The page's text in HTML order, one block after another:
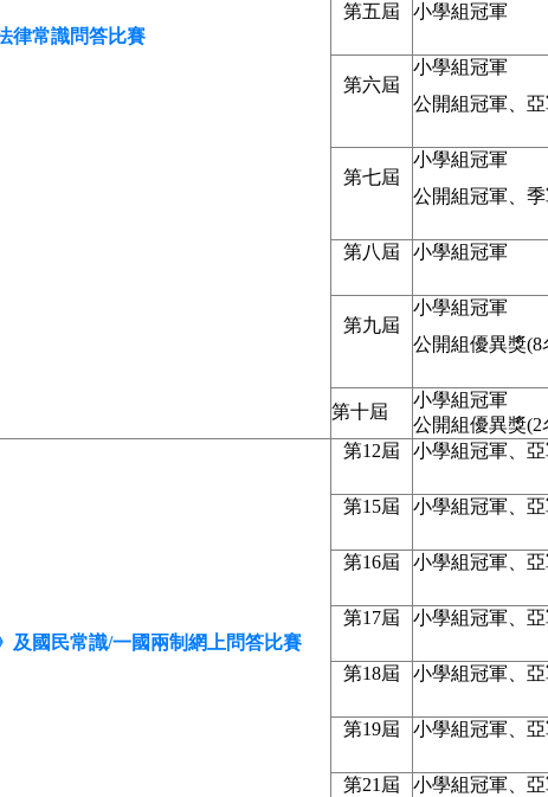
律常識問答比賽
第五屆 小學組冠軍
第六屆
小學組冠軍
公開組冠軍、
第七屆
小學組冠軍
公開組冠軍、
第八屆 小學組冠軍
第九屆
小學組冠軍
公開組優異獎(8
第十屆
小學組冠軍
公開組優異獎(2
及國民常識/一國兩制網上問答比賽
第12屆 小學組冠軍、
第15屆 小學組冠軍、
第16屆 小學組冠軍、
第17屆 小學組冠軍、
第18屆 小學組冠軍、
第19屆 小學組冠軍、
第21屆 小學組冠軍、